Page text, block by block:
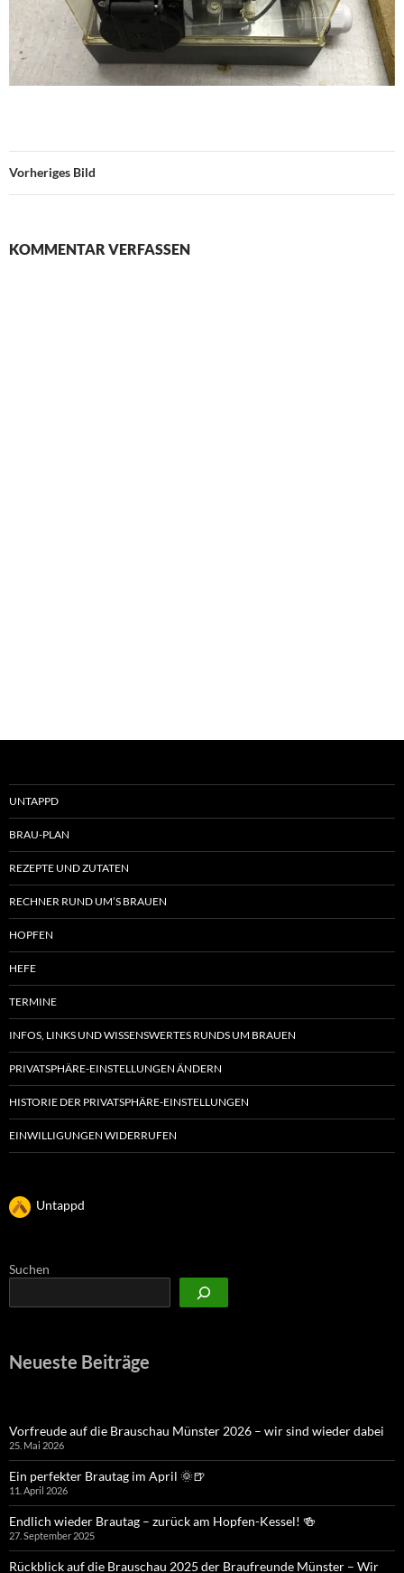
Vorheriges Bild
KOMMENTAR VERFASSEN
UNTAPPD
BRAU-PLAN
REZEPTE UND ZUTATEN
RECHNER RUND UM’S BRAUEN
HOPFEN
HEFE
TERMINE
INFOS, LINKS UND WISSENSWERTES RUNDS UM BRAUEN
PRIVATSPHÄRE-EINSTELLUNGEN ÄNDERN
HISTORIE DER PRIVATSPHÄRE-EINSTELLUNGEN
EINWILLIGUNGEN WIDERRUFEN
Untappd
Suchen
Neueste Beiträge
Vorfreude auf die Brauschau Münster 2026 – wir sind wieder dabei
25. Mai 2026
Ein perfekter Brautag im April 🌞🍺
11. April 2026
Endlich wieder Brautag – zurück am Hopfen-Kessel! 🍻
27. September 2025
Rückblick auf die Brauschau 2025 der Braufreunde Münster – Wir